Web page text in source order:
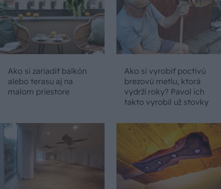
Ako si zariadiť balkón
alebo terasu aj na
malom priestore
Ako si vyrobiť poctivú
brezovú metlu, ktorá
vydrží roky? Pavol ich
takto vyrobil už stovky